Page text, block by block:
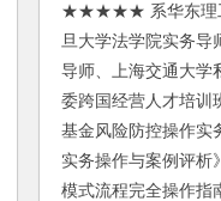
★★★★★ 系华东理工
旦大学法学院实务导
导师、上海交通大学
委跨国经营人才培训
基金风险防控操作实
实务操作与案例评析
模式流程完全操作指